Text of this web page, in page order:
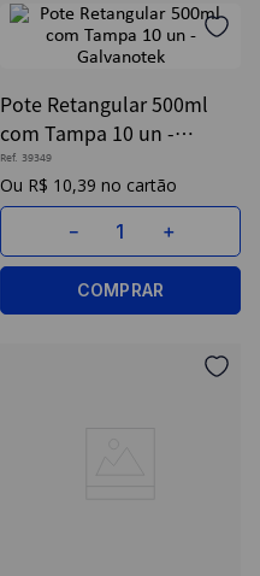
Pote Retangular 500ml
com Tampa 10 un -
Galvanotek
Ref. 39349
R$ 10,39
＋
－
COMPRAR